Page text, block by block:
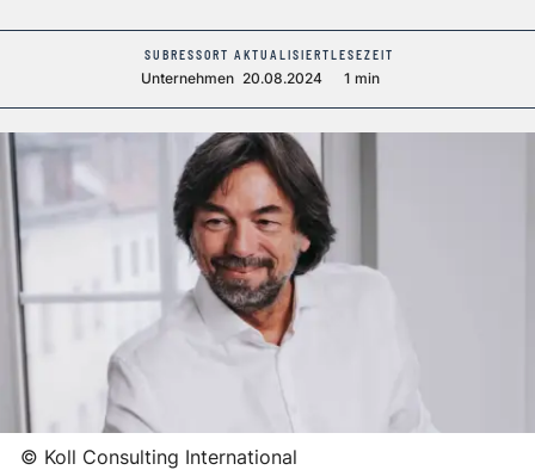
SUBRESSORT
Unternehmen
AKTUALISIERT
20.08.2024
LESEZEIT
1 min
© Koll Consulting International